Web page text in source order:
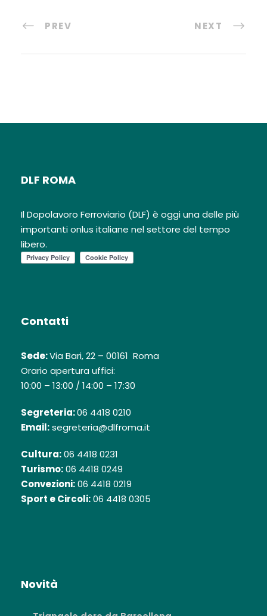
PREV NEXT
DLF ROMA
Il Dopolavoro Ferroviario (DLF) è oggi una delle più
importanti onlus italiane nel settore del tempo
libero.
Contatti
Sede:Via Bari, 22 – 00161 Roma
Orario apertura uffici:
10:00 – 13:00 / 14:00 – 17:30
Segreteria:06 4418 0210
Email:segreteria@dlfroma.it
Cultura:06 4418 0231
Turismo:06 4418 0249
Convezioni:06 4418 0219
Sport e Circoli:06 4418 0305
Novità